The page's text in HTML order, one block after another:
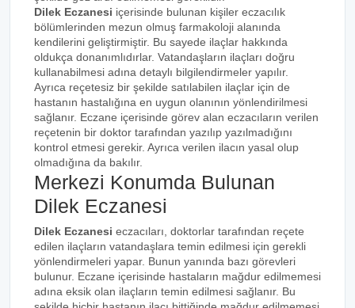
Dilek Eczanesi içerisinde bulunan kişiler eczacılık
bölümlerinden mezun olmuş farmakoloji alanında
kendilerini geliştirmiştir. Bu sayede ilaçlar hakkında
oldukça donanımlıdırlar. Vatandaşların ilaçları doğru
kullanabilmesi adına detaylı bilgilendirmeler yapılır.
Ayrıca reçetesiz bir şekilde satılabilen ilaçlar için de
hastanın hastalığına en uygun olanının yönlendirilmesi
sağlanır. Eczane içerisinde görev alan eczacıların verilen
reçetenin bir doktor tarafından yazılıp yazılmadığını
kontrol etmesi gerekir. Ayrıca verilen ilacın yasal olup
olmadığına da bakılır.
Merkezi Konumda Bulunan
Dilek Eczanesi
Dilek Eczanesi eczacıları, doktorlar tarafından reçete
edilen ilaçların vatandaşlara temin edilmesi için gerekli
yönlendirmeleri yapar. Bunun yanında bazı görevleri
bulunur. Eczane içerisinde hastaların mağdur edilmemesi
adına eksik olan ilaçların temin edilmesi sağlanır. Bu